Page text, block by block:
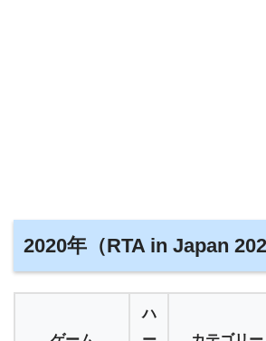
2020年（RTA in Japan
ハ